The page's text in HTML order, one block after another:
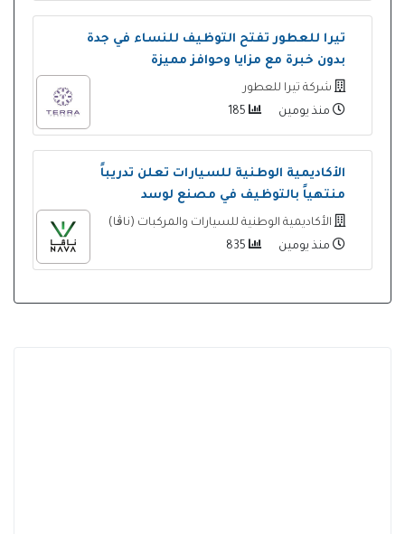
تيرا للعطور تفتح التوظيف للنساء في جدة
بدون خبرة مع مزايا وحوافز مميزة
شركة تيرا للعطور
منذ يومين
الأكاديمية الوطنية للسيارات تعلن تدريباً
منتهياً بالتوظيف في مصنع لوسد
الأكاديمية الوطنية للسيارات والمركبات (ناڨا)
منذ يومين